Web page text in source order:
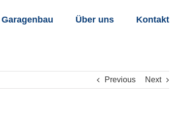
Garagenbau Über uns Kontakt
Previous Next